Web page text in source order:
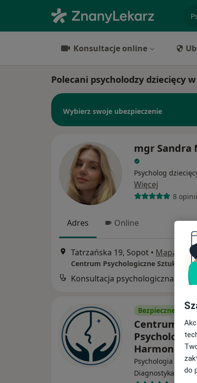
Konsultacje online
Polecani psycholodzy dziecięcy w
Wybierz swoje ubezpieczenie
mgr Sandra
Psycholog
Więcej
8 opinii
Adres Online
Tatrzańska 19, Sopot • Mapa
Centrum Psychologiczne Sztuka
Konsultacja psychologiczna
Bezpieczne
Centrum
Harmonii
Psychologia
Diagnostyka,
do